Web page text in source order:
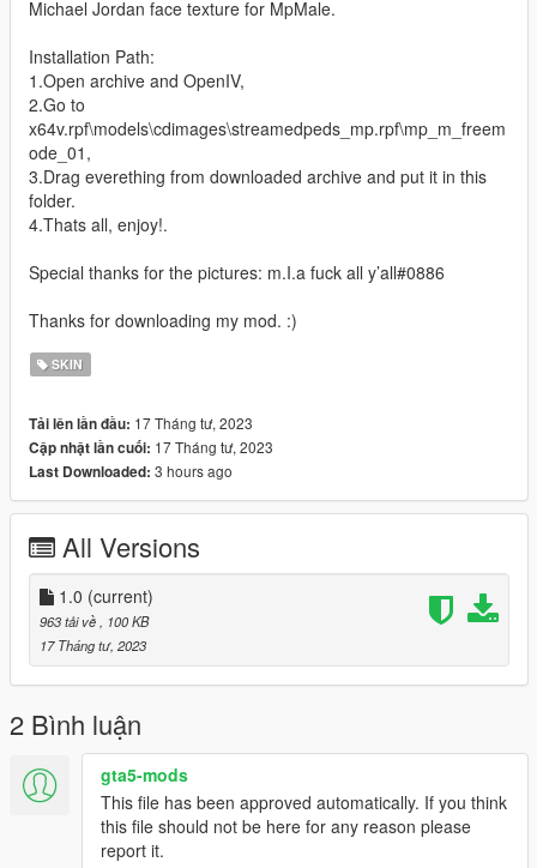
Michael Jordan face texture for MpMale.
Installation Path:
1.Open archive and OpenIV,
2.Go to
x64v.rpf\models\cdimages\streamedpeds_mp.rpf\mp_m_freem
ode_01,
3.Drag everething from downloaded archive and put it in this
folder.
4.Thats all, enjoy!.
Special thanks for the pictures: m.I.a fuck all y’all#0886
Thanks for downloading my mod. :)
SKIN
Tải lên lần đầu: 17 Tháng tư, 2023
Cập nhật lần cuối: 17 Tháng tư, 2023
Last Downloaded: 3 hours ago
All Versions
1.0 (current)
963 tải về
, 100 KB
17 Tháng tư, 2023
2 Bình luận
gta5-mods
This file has been approved automatically. If you think
this file should not be here for any reason please
report it.